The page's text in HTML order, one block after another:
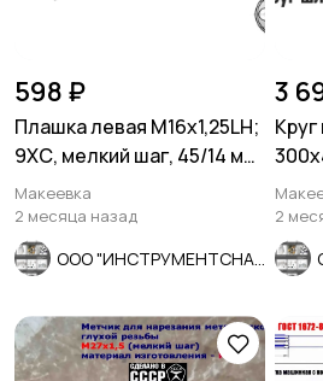
598 ₽
Плашка левая М16х1,25LH;
9ХС, мелкий шаг, 45/14 мм,
ГОСТ 7740-71.
Макеевка
2 месяца назад
3
2